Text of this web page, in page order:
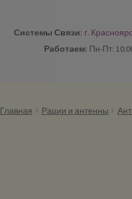
Системы Связи: г.
Работаем: Пн-Пт:
Главная Рации и антенны